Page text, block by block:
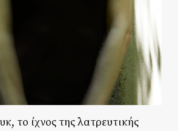
το ίχνος της λατρευτικής